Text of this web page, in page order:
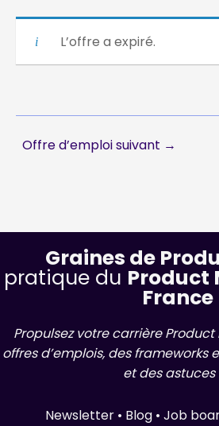
L’offre a expiré.
Offre d’emploi suivant →
Graines de
pratique du Product
France
Propulsez votre carrière
offres d’emplois, des frameworks
et des astuces
Newsletter • Blog • Job